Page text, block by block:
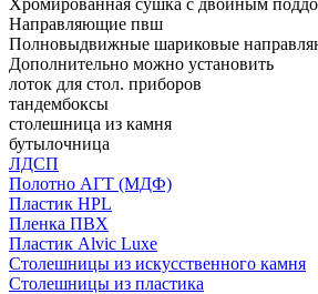
Направляющие пвш
Полновыдвижные шариковые
Дополнительно можно установить
лоток для стол. приборов
тандембоксы
столешница из камня
бутылочница
ЛДСП
Полотно АГТ (МДФ)
Пластик HPL
Пленка ПВХ
Пластик Alvic Luxe
Столешницы из искусственного камня
Столешницы из пластика